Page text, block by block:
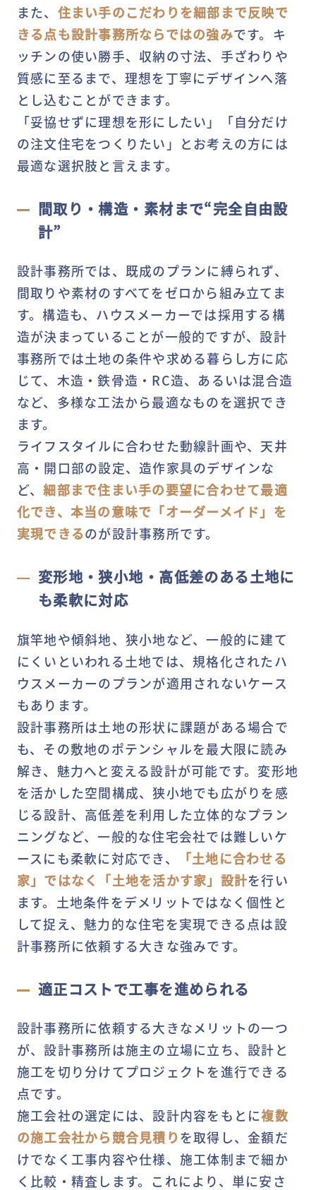
また、 住まい手のこだわりを細部まで反映で
きる点も設計事務所ならではの強みです。キ
ッチンの使い勝手、収納の寸法、手ざわりや
質感に至るまで、理想を丁寧にデザインへ落
とし込むことができます。
「妥協せずに理想を形にしたい」「自分だけ
の注文住宅をつくりたい」とお考えの方には
最適な選択肢と言えます。
間取り・構造・素材まで“完全自由設
計”
設計事務所では、既成のプランに縛られず、
間取りや素材のすべてをゼロから組み立てま
す。構造も、ハウスメーカーでは採用する構
造が決まっていることが一般的ですが、設計
事務所では土地の条件や求める暮らし方に応
じて、木造・鉄骨造・RC造、あるいは混合造
など、多様な工法から最適なものを選択でき
ます。
ライフスタイルに合わせた動線計画や、天井
高・開口部の設定、造作家具のデザインな
ど、細部まで住まい手の要望に合わせて最適
化でき、本当の意味で「オーダーメイド」を
実現できるのが設計事務所です。
変形地・狭小地・高低差のある土地に
も柔軟に対応
旗竿地や傾斜地、狭小地など、一般的に建て
にくいといわれる土地では、規格化されたハ
ウスメーカーのプランが適用されないケース
もあります。
設計事務所は土地の形状に課題がある場合で
も、その敷地のポテンシャルを最大限に読み
解き、魅力へと変える設計が可能です。変形地
を活かした空間構成、狭小地でも広がりを感
じる設計、高低差を利用した立体的なプラン
ニングなど、一般的な住宅会社では難しいケ
ースにも柔軟に対応でき、
「土地に合わせる
家」ではなく「土地を活かす家」設計を行い
ます。土地条件をデメリットではなく個性と
して捉え、魅力的な住宅を実現できる点は設
計事務所に依頼する大きな強みです。
適正コストで工事を進められる
設計事務所に依頼する大きなメリットの一つ
が、設計事務所は施主の立場に立ち、設計と
施工を切り分けてプロジェクトを進行できる
点です。
施工会社の選定には、設計内容をもとに複数
の施工会社から競合見積りを取得し、金額だ
けでなく工事内容や仕様、施工体制まで細か
く比較・精査します。これにより、単に安さ